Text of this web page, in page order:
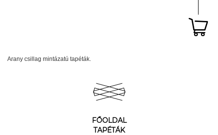
Arany csillag mintázatú tapéták.
FŐOLDAL
TAPÉTÁK